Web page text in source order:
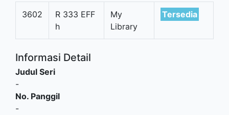
3602
R 333 EFF
h
My
Library
Tersedia
Informasi Detail
Judul Seri
-
No. Panggil
-